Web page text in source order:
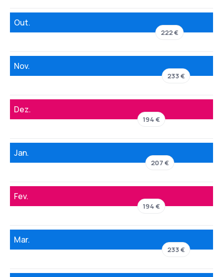
Out.
222 €
Nov.
233 €
Dez.
194 €
Jan.
207 €
Fev.
194 €
Mar.
233 €